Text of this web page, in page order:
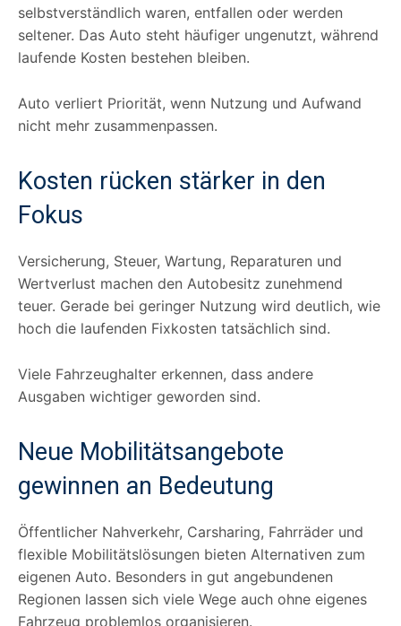
selbstverständlich waren, entfallen oder werden
seltener. Das Auto steht häufiger ungenutzt, während
laufende Kosten bestehen bleiben.
Auto verliert Priorität, wenn Nutzung und Aufwand
nicht mehr zusammenpassen.
Kosten rücken stärker in den
Fokus
Versicherung, Steuer, Wartung, Reparaturen und
Wertverlust machen den Autobesitz zunehmend
teuer. Gerade bei geringer Nutzung wird deutlich, wie
hoch die laufenden Fixkosten tatsächlich sind.
Viele Fahrzeughalter erkennen, dass andere
Ausgaben wichtiger geworden sind.
Neue Mobilitätsangebote
gewinnen an Bedeutung
Öffentlicher Nahverkehr, Carsharing, Fahrräder und
flexible Mobilitätslösungen bieten Alternativen zum
eigenen Auto. Besonders in gut angebundenen
Regionen lassen sich viele Wege auch ohne eigenes
Fahrzeug problemlos organisieren.